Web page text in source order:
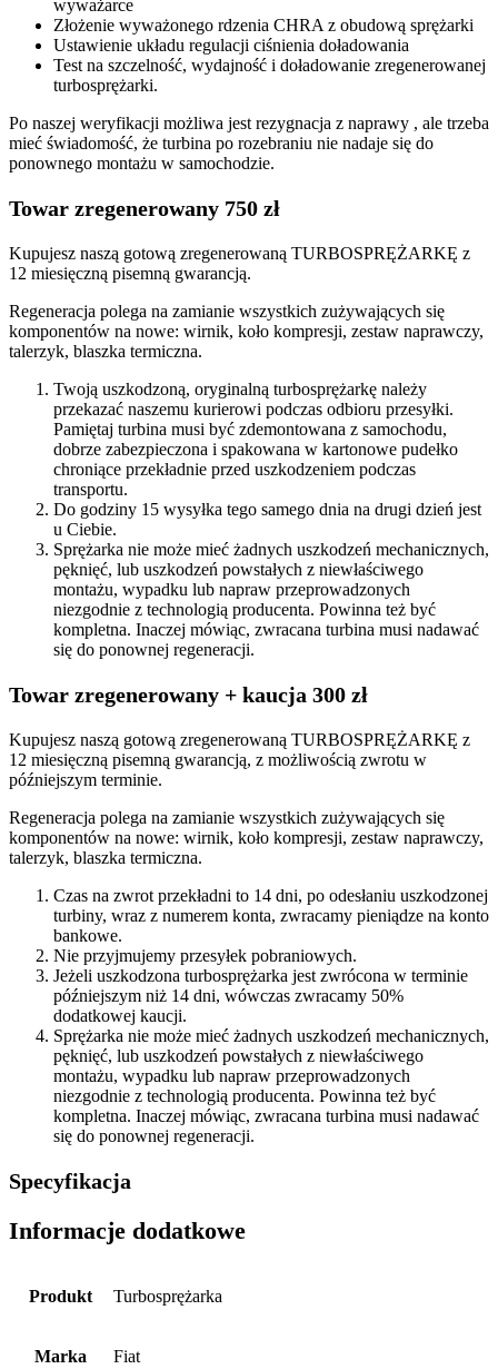
wyważarce
Złożenie wyważonego rdzenia CHRA z obudową sprężarki
Ustawienie układu regulacji ciśnienia doładowania
Test na szczelność, wydajność i doładowanie zregenerowanej
turbosprężarki.
Po naszej weryfikacji możliwa jest rezygnacja z naprawy , ale trzeba
mieć świadomość, że turbina po rozebraniu nie nadaje się do
ponownego montażu w samochodzie.
Towar zregenerowany 750 zł
Kupujesz naszą gotową zregenerowaną TURBOSPRĘŻARKĘ z
12 miesięczną pisemną gwarancją.
Regeneracja polega na zamianie wszystkich zużywających się
komponentów na nowe: wirnik, koło kompresji, zestaw naprawczy,
talerzyk, blaszka termiczna.
Twoją uszkodzoną, oryginalną turbosprężarkę należy
przekazać naszemu kurierowi podczas odbioru przesyłki.
Pamiętaj turbina musi być zdemontowana z samochodu,
dobrze zabezpieczona i spakowana w kartonowe pudełko
chroniące przekładnie przed uszkodzeniem podczas
transportu.
Do godziny 15 wysyłka tego samego dnia na drugi dzień jest
u Ciebie.
Sprężarka nie może mieć żadnych uszkodzeń mechanicznych,
pęknięć, lub uszkodzeń powstałych z niewłaściwego
montażu, wypadku lub napraw przeprowadzonych
niezgodnie z technologią producenta. Powinna też być
kompletna. Inaczej mówiąc, zwracana turbina musi nadawać
się do ponownej regeneracji.
Towar zregenerowany + kaucja 300 zł
Kupujesz naszą gotową zregenerowaną TURBOSPRĘŻARKĘ z
12 miesięczną pisemną gwarancją, z możliwością zwrotu w
późniejszym terminie.
Regeneracja polega na zamianie wszystkich zużywających się
komponentów na nowe: wirnik, koło kompresji, zestaw naprawczy,
talerzyk, blaszka termiczna.
Czas na zwrot przekładni to 14 dni, po odesłaniu uszkodzonej
turbiny, wraz z numerem konta, zwracamy pieniądze na konto
bankowe.
Nie przyjmujemy przesyłek pobraniowych.
Jeżeli uszkodzona turbosprężarka jest zwrócona w terminie
późniejszym niż 14 dni, wówczas zwracamy 50%
dodatkowej kaucji.
Sprężarka nie może mieć żadnych uszkodzeń mechanicznych,
pęknięć, lub uszkodzeń powstałych z niewłaściwego
montażu, wypadku lub napraw przeprowadzonych
niezgodnie z technologią producenta. Powinna też być
kompletna. Inaczej mówiąc, zwracana turbina musi nadawać
się do ponownej regeneracji.
Specyfikacja
Informacje dodatkowe
Produkt Turbosprężarka
Marka Fiat